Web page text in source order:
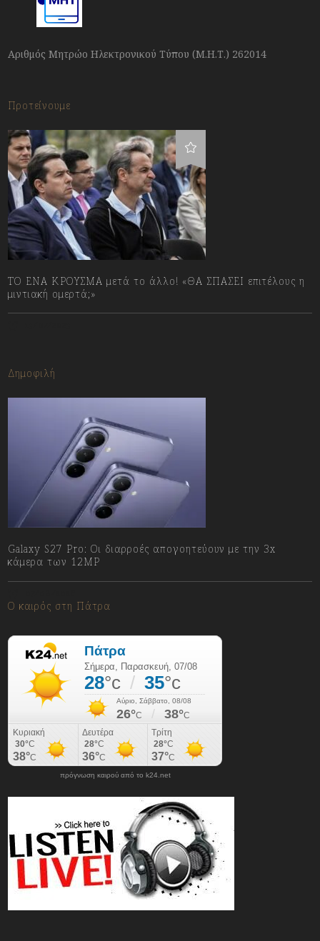
Αριθμός Μητρώο Ηλεκτρονικού Τύπου (Μ.Η.Τ.) 262014
Προτείνουμε
ΤΟ ΕΝΑ ΚΡΟΥΣΜΑ μετά το άλλο! «ΘΑ ΣΠΑΣΕΙ επιτέλους η
μιντιακή ομερτά;»
Δημοφιλή
Galaxy S27 Pro: Οι διαρροές απογοητεύουν με την 3x
κάμερα των 12MP
Ο καιρός στη Πάτρα
πρόγνωση καιρού από το k24.net